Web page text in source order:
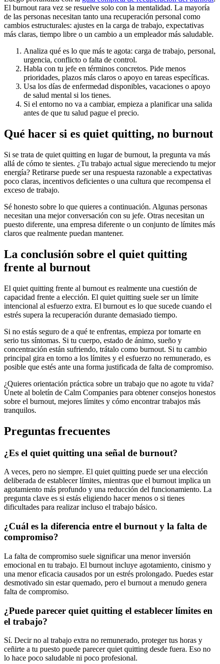
El burnout rara vez se resuelve solo con la mentalidad. La mayoría
de las personas necesitan tanto una recuperación personal como
cambios estructurales: ajustes en la carga de trabajo, expectativas
más claras, tiempo libre o un cambio a un empleador más saludable.
Analiza qué es lo que más te agota: carga de trabajo, personal,
urgencia, conflicto o falta de control.
Habla con tu jefe en términos concretos. Pide menos
prioridades, plazos más claros o apoyo en tareas específicas.
Usa los días de enfermedad disponibles, vacaciones o apoyo
de salud mental si los tienes.
Si el entorno no va a cambiar, empieza a planificar una salida
antes de que tu salud pague el precio.
Qué hacer si es quiet quitting, no burnout
Si se trata de quiet quitting en lugar de burnout, la pregunta va más
allá de cómo te sientes. ¿Tu trabajo actual sigue mereciendo tu mejor
energía? Retirarse puede ser una respuesta razonable a expectativas
poco claras, incentivos deficientes o una cultura que recompensa el
exceso de trabajo.
Sé honesto sobre lo que quieres a continuación. Algunas personas
necesitan una mejor conversación con su jefe. Otras necesitan un
puesto diferente, una empresa diferente o un conjunto de límites más
claros que realmente puedan mantener.
La conclusión sobre el quiet quitting
frente al burnout
El quiet quitting frente al burnout es realmente una cuestión de
capacidad frente a elección. El quiet quitting suele ser un límite
intencional al esfuerzo extra. El burnout es lo que sucede cuando el
estrés supera la recuperación durante demasiado tiempo.
Si no estás seguro de a qué te enfrentas, empieza por tomarte en
serio tus síntomas. Si tu cuerpo, estado de ánimo, sueño y
concentración están sufriendo, trátalo como burnout. Si tu cambio
principal gira en torno a los límites y el esfuerzo no remunerado, es
posible que estés ante una forma justificada de falta de compromiso.
¿Quieres orientación práctica sobre un trabajo que no agote tu vida?
Únete al boletín de Calm Companies para obtener consejos honestos
sobre el burnout, mejores límites y cómo encontrar trabajos más
tranquilos.
Preguntas frecuentes
¿Es el quiet quitting una señal de burnout?
A veces, pero no siempre. El quiet quitting puede ser una elección
deliberada de establecer límites, mientras que el burnout implica un
agotamiento más profundo y una reducción del funcionamiento. La
pregunta clave es si estás eligiendo hacer menos o si tienes
dificultades para realizar incluso el trabajo básico.
¿Cuál es la diferencia entre el burnout y la falta de
compromiso?
La falta de compromiso suele significar una menor inversión
emocional en tu trabajo. El burnout incluye agotamiento, cinismo y
una menor eficacia causados por un estrés prolongado. Puedes estar
desmotivado sin estar quemado, pero el burnout a menudo genera
falta de compromiso.
¿Puede parecer quiet quitting el establecer límites en
el trabajo?
Sí. Decir no al trabajo extra no remunerado, proteger tus horas y
ceñirte a tu puesto puede parecer quiet quitting desde fuera. Eso no
lo hace poco saludable ni poco profesional.